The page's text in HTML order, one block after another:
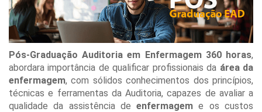
Pós-Graduação Auditoria em Enfermagem 360 horas,
abordara importância de qualificar profissionais da área da
enfermagem, com sólidos conhecimentos dos princípios,
técnicas e ferramentas da Auditoria, capazes de avaliar a
qualidade da assistência deenfermagem e os custos